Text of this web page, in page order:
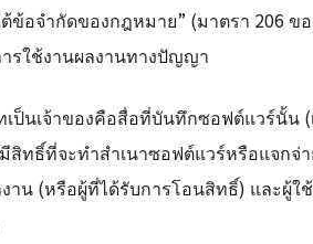
ข้อจำกัดของกฎหมาย” (มาตรา 206
ใช้งานผลงานทางปัญญา
ป็นเจ้าของคือสื่อที่บันทึกซอฟต์แวร์นั้น
ทธิ์ที่จะทำสำเนาซอฟต์แวร์หรือแจกจ่
าน (หรือผู้ที่ได้รับการโอนสิทธิ์) และผู้ใ